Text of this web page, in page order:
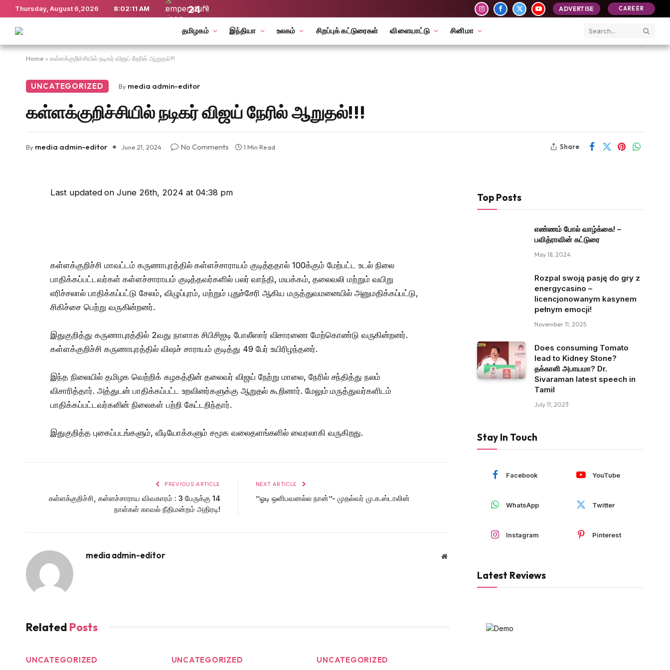
Thursday, August 6,2026 8:02:11 AM 24 °C
InstagramFacebook
X
YouTube
ADVERTISE CAREER
தமிழகம் இந்தியா உலகம் சிறப்புக் கட்டுரைகள் விளையாட்டு சினிமா
Home » கள்ளக்குறிச்சியில் நடிகர் விஜய் நேரில் ஆறுதல்!!!
UNCATEGORIZED By media admin-editor
கள்ளக்குறிச்சியில் நடிகர் விஜய் நேரில் ஆறுதல்!!!
By media admin-editor June 21, 2024 No Comments 1 Min Read Share
Last updated on June 26th, 2024 at 04:38 pm
கள்ளக்குறிச்சி மாவட்டம் கருணாபுரத்தில் கள்ளச்சாராயம் குடித்ததால் 100க்கும் மேற்பட்ட உடல் நிலை
பாதிக்கப்பட்டவர்கள் கள்ளச்சாராயம் குடித்தவர்களில் பலர் வாந்தி, மயக்கம், தலைவலி மற்றும் வயிறு
எரிச்சலால் பாதிக்கப்பட்டு சேலம், விழுப்புரம், மற்றும் புதுச்சேரி ஆகிய மருத்துவமனையில் அனுமதிக்கப்பட்டு,
சிகிச்சை பெற்று வருகின்றனர்.
இதுகுறித்து கருணாபுரத்தில் 2வது நாளாக சிபிசிஐடி போலீஸார் விசாரணை மேற்கொண்டு வருகின்றனர்.
கள்ளக்குறிச்சி கருணாபுரத்தில் விஷச் சாராயம் குடித்து 49 பேர் உயிரிழந்தனர்.
இந்த நிலையில் தமிழக வெற்றிக் கழகத்தின் தலைவர் விஜய் நேற்று மாலை, நேரில் சந்தித்து நலம்
விசாரித்தார். அத்துடன் பாதிக்கப்பட்ட உறவினர்களுக்கு ஆறுதல் கூறினார். மேலும் மருத்துவர்களிடம்
பாதிக்கப்பட்டவர்களின் நிலைகள் பற்றி கேட்டறிந்தார்.
இதுகுறித்த புகைப்படங்களும், வீடியோக்களும் சமூக வலைதளங்களில் வைரலாகி வருகிறது.
PREVIOUS ARTICLE
கள்ளக்குறிச்சி, கள்ளச்சாராய விவகாரம் : 3 பேருக்கு 14
நாள்கள் காவல் நீதிமன்றம் அதிரடி!
NEXT ARTICLE
’’ஓடி ஒளிபவனல்ல நான்’’- முதல்வர் மு.க.ஸ்டாலின்
media admin-editor Website
Related Posts
UNCATEGORIZED UNCATEGORIZED UNCATEGORIZED
Top Posts
எண்ணம் போல் வாழ்க்கை! –
பவித்ராவின் கட்டுரை
May 18, 2024
Rozpal swoją pasję do gry z
energycasino –
licencjonowanym kasynem
pełnym emocji!
November 11, 2025
Does consuming Tomato
lead to Kidney Stone?
தக்காளி அபாயமா? Dr.
Sivaraman latest speech in
Tamil
July 11, 2023
Stay In Touch
Facebook YouTube
WhatsApp Twitter
Instagram Pinterest
Latest Reviews